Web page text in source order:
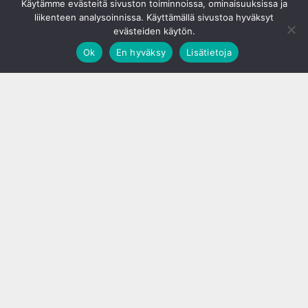
Käytämme evästeitä sivuston toiminnoissa, ominaisuuksissa ja
liikenteen analysoinnissa. Käyttämällä sivustoa hyväksyt
evästeiden käytön.
Ok
En hyväksy Lisätietoja